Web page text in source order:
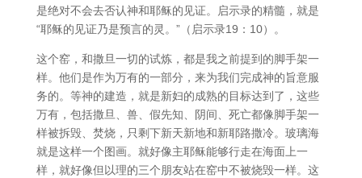
是绝对不会去否认神和耶稣的见证。启示录的精髓，就是
“耶稣的见证乃是预言的灵。”（启示录19：10）。
这个窑，和撒旦一切的试炼，都是我之前提到的脚手架一
样。他们是作为万有的一部分，来为我们完成神的旨意服
务的。等神的建造，就是新妇的成熟的目标达到了，这些
万有，包括撒旦、兽、假先知、阴间、死亡都像脚手架一
样被拆毁、焚烧，只剩下新天新地和新耶路撒冷。玻璃海
就是这样一个图画。就好像主耶稣能够行走在海面上一
样，就好像但以理的三个朋友站在窑中不被烧毁一样。这